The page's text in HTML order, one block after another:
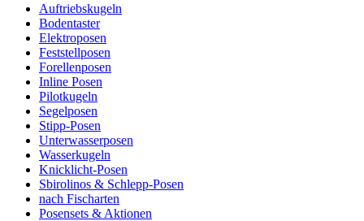
Auftriebskugeln
Bodentaster
Elektroposen
Feststellposen
Forellenposen
Inline Posen
Pilotkugeln
Segelposen
Stipp-Posen
Unterwasserposen
Wasserkugeln
Knicklicht-Posen
Sbirolinos & Schlepp-Posen
nach Fischarten
Posensets & Aktionen